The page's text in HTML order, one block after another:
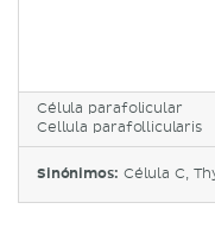
Célula parafolicular
Cellula parafollicularis
Sinónimos: Célula C,